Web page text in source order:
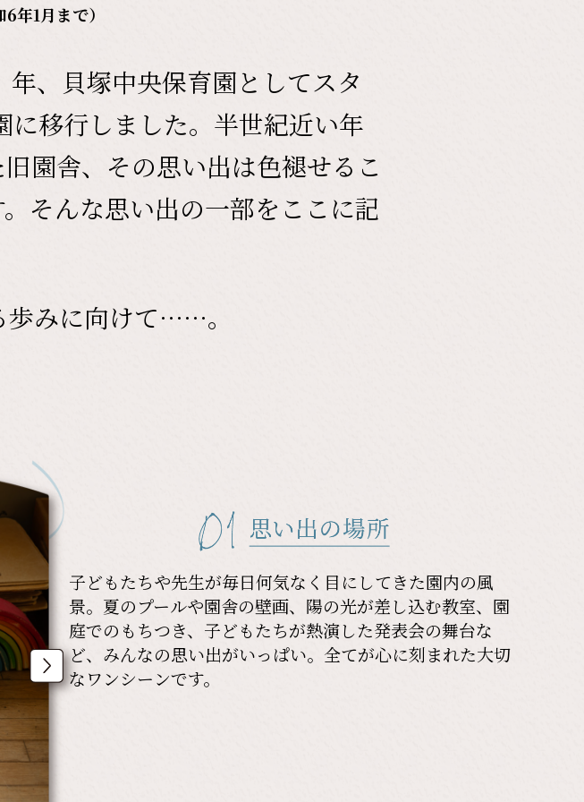
年1月まで）
、貝塚中央保育園としてスタ
移行しました。半世紀近い年
園舎、その思い出は色褪せるこ
そんな思い出の一部をここに記
歩みに向けて……。
子どもたちや先生が毎日何気なく目にしてきた園内の風
景。夏のプールや園舎の壁画、陽の光が差し込む教室、園
庭でのもちつき、子どもたちが熱演した発表会の舞台な
ど、みんなの思い出がいっぱい。全てが心に刻まれた大切
なワンシーンです。